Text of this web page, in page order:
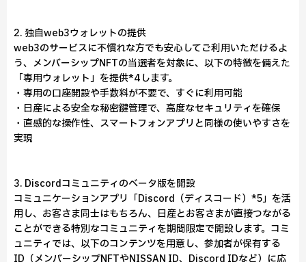
2. 独自web3ウォレットの提供
web3のサービスに不慣れな方でも安心してご利用いただけるよ
う、メンバーシップNFTの当選者を対象に、以下の特徴を備えた
「専用ウォレット」を提供*4します。
・専用の口座開設や手数料が不要で、すぐに利用可能
・日産による安全な秘密鍵管理で、高度なセキュリティを確保
・直感的な操作性、スマートフォンアプリと同様の使いやすさを
実現
3. Discordコミュニティのベータ版を開設
コミュニケーションアプリ「Discord（ディスコード）*5」を活
用し、お客さま同士はもちろん、日産とお客さまが直接つながる
ことができる特別なコミュニティを期間限定で開設します。コミ
ュニティでは、以下のコンテンツを用意し、参加者が保有する
ID（メンバーシップNFTやNISSAN ID、Discord IDなど）に応